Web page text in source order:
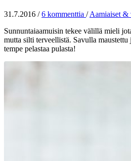
31.7.2016 / 6 kommenttia / Aamiaiset &
Sunnuntaiaamuisin tekee välillä mieli
mutta silti terveellistä. Savulla maustettu
tempe pelastaa pulasta!